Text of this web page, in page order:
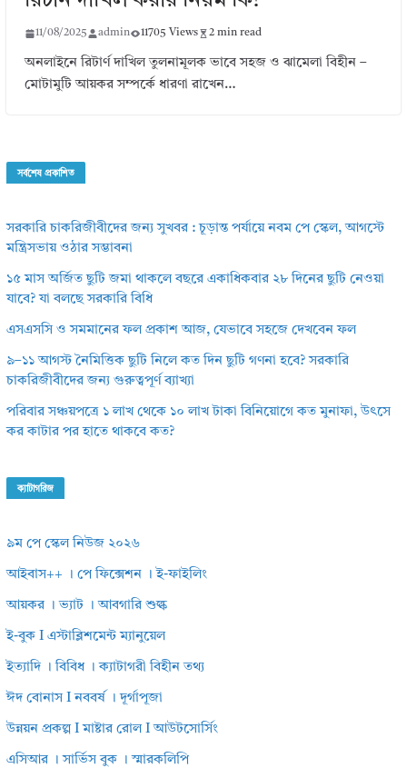
11/08/2025 admin 11705 Views 2 min read
অনলাইনে রিটার্ণ দাখিল তুলনামূলক ভাবে সহজ ও ঝামেলা বিহীন –
মোটামুটি আয়কর সম্পর্কে ধারণা রাখেন…
সর্বশেষ প্রকাশিত
সরকারি চাকরিজীবীদের জন্য সুখবর : চূড়ান্ত পর্যায়ে নবম পে স্কেল, আগস্টে
মন্ত্রিসভায় ওঠার সম্ভাবনা
১৫ মাস অর্জিত ছুটি জমা থাকলে বছরে একাধিকবার ২৮ দিনের ছুটি নেওয়া
যাবে? যা বলছে সরকারি বিধি
এসএসসি ও সমমানের ফল প্রকাশ আজ, যেভাবে সহজে দেখবেন ফল
৯–১১ আগস্ট নৈমিত্তিক ছুটি নিলে কত দিন ছুটি গণনা হবে? সরকারি
চাকরিজীবীদের জন্য গুরুত্বপূর্ণ ব্যাখ্যা
পরিবার সঞ্চয়পত্রে ১ লাখ থেকে ১০ লাখ টাকা বিনিয়োগে কত মুনাফা, উৎসে
কর কাটার পর হাতে থাকবে কত?
ক্যাটাগরিজ
৯ম পে স্কেল নিউজ ২০২৬
আইবাস++ । পে ফিক্সেশন । ই-ফাইলিং
আয়কর । ভ্যাট । আবগারি শুল্ক
ই-বুক I এস্টাব্লিশমেন্ট ম্যানুয়েল
ইত্যাদি । বিবিধ । ক্যাটাগরী বিহীন তথ্য
ঈদ বোনাস I নববর্ষ । দূর্গাপূজা
উন্নয়ন প্রকল্প I মাষ্টার রোল I আউটসোর্সিং
এসিআর । সার্ভিস বুক । স্মারকলিপি